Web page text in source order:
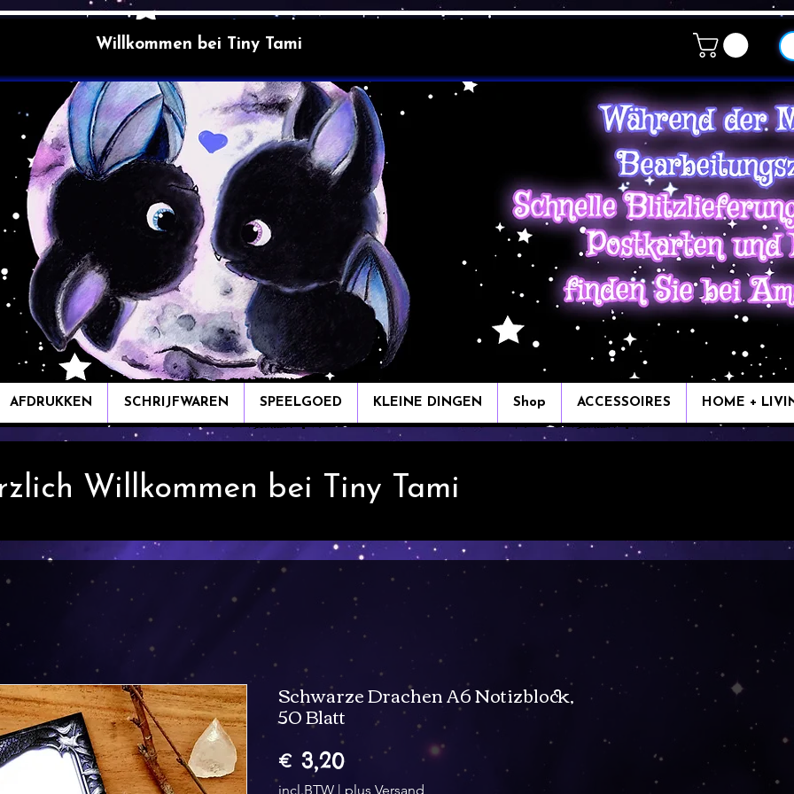
Willkommen bei Tiny Tami
AFDRUKKEN SCHRIJFWAREN SPEELGOED KLEINE DINGEN Shop ACCESSOIRES HOME +
Willkommen bei Tiny Tami
Schwarze Drachen A6 Notizblock,
50 Blatt
€ 3,20Prijs
incl.BTW | plus Versand